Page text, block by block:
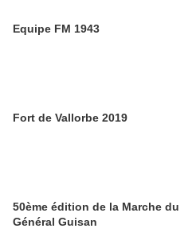
Equipe FM 1943
Fort de Vallorbe 2019
50ème édition de la Marche du
Général Guisan